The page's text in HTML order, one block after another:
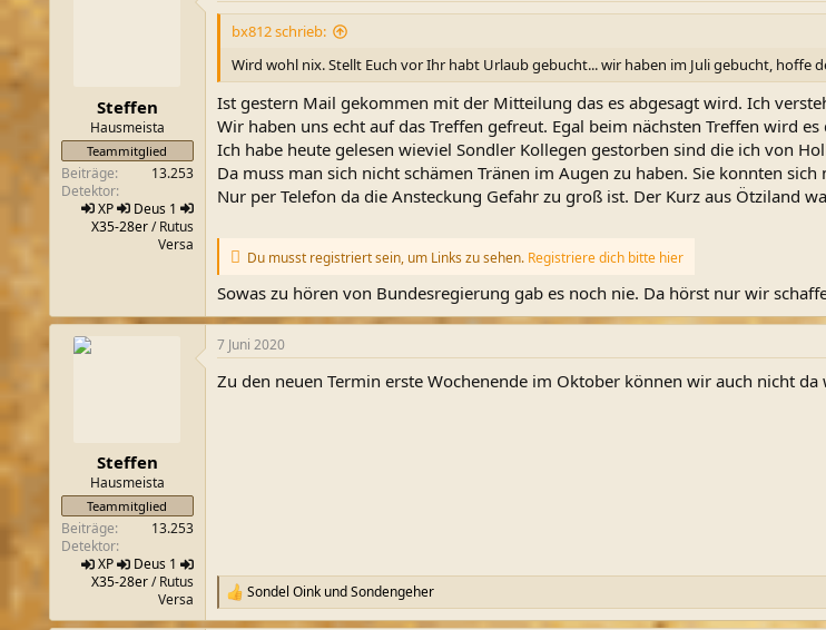
Steffen
Hausmeista
Teammitglied
Beiträge
13.253
Detektor
XP
Deus 1
X35-28er/ Rutus
Versa
bx812 schrieb:
Wird wohl nix. Stellt Euch vor Ihr habt Urlaub gebucht... wir haben im Juli gebucht, hoffe
Ist gestern Mail gekommen mit der Mitteilung das es abgesagt wird. Ich
Wir haben uns echt auf das Treffen gefreut. Egal beim nächsten Treffen wird es
Ich habe heute gelesen wieviel Sondler Kollegen gestorben sind die ich von
Da muss man sich nicht schämen Tränen im Augen zu haben. Sie konnten
Nur per Telefon da die Ansteckung Gefahr zu groß ist. Der Kurz aus Ötziland
Du musst registriert sein, um Links zu sehen. Registriere dich bitte hier
Sowas zu hören von Bundesregierung gab es noch nie. Da hörst nur wir
Steffen
Hausmeista
Teammitglied
Beiträge
13.253
Detektor
XP
Deus 1
X35-28er/ Rutus
Versa
7 Juni 2020
Zu den neuen Termin erste Wochenende im Oktober können wir auch nicht
R
e
Sondel OinkundSondengeher